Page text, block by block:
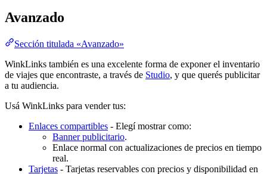
Avanzado
Sección titulada «Avanzado»
WinkLinks también es una excelente forma de exponer el inventario
de viajes que encontraste, a través de Studio, y que querés publicitar
a tu audiencia.
Usá WinkLinks para vender tus:
Enlaces compartibles - Elegí mostrar como:
Banner publicitario.
Enlace normal con actualizaciones de precios en tiempo
real.
Tarjetas - Tarjetas reservables con precios y disponibilidad en